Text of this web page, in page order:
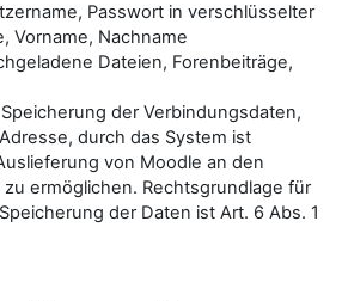
Passwort in verschlüsselter
Vorname, Nachname
Dateien, Forenbeiträge,
der Verbindungsdaten,
durch das System ist
von Moodle an den
ermöglichen. Rechtsgrundlage für
der Daten ist Art. 6 Abs. 1